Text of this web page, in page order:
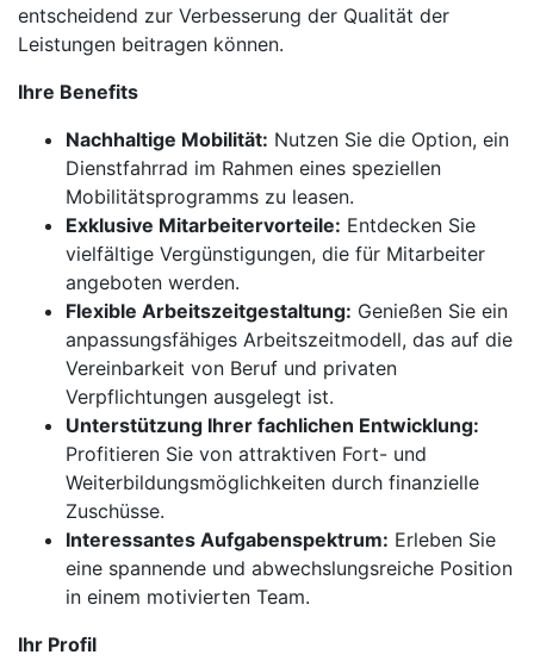
entscheidend zur Verbesserung der Qualität der
Leistungen beitragen können.
Ihre Benefits
Nachhaltige Mobilität: Nutzen Sie die Option, ein
Dienstfahrrad im Rahmen eines speziellen
Mobilitätsprogramms zu leasen.
Exklusive Mitarbeitervorteile: Entdecken Sie
vielfältige Vergünstigungen, die für Mitarbeiter
angeboten werden.
Flexible Arbeitszeitgestaltung: Genießen Sie ein
anpassungsfähiges Arbeitszeitmodell, das auf die
Vereinbarkeit von Beruf und privaten
Verpflichtungen ausgelegt ist.
Unterstützung Ihrer fachlichen Entwicklung:
Profitieren Sie von attraktiven Fort- und
Weiterbildungsmöglichkeiten durch finanzielle
Zuschüsse.
Interessantes Aufgabenspektrum: Erleben Sie
eine spannende und abwechslungsreiche Position
in einem motivierten Team.
Ihr Profil